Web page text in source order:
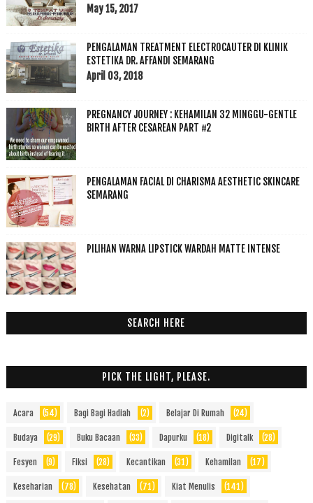
May 15, 2017
PENGALAMAN TREATMENT ELECTROCAUTER DI KLINIK
ESTETIKA DR. AFFANDI SEMARANG
April 03, 2018
PREGNANCY JOURNEY : KEHAMILAN 32 MINGGU-GENTLE
BIRTH AFTER CESAREAN PART #2
PENGALAMAN FACIAL DI CHARISMA AESTHETIC SKINCARE
SEMARANG
PILIHAN WARNA LIPSTICK WARDAH MATTE INTENSE
SEARCH HERE
PICK THE LIGHT, PLEASE.
Acara (54) Bagi Bagi Hadiah (2) Belajar Di Rumah (24)
Budaya (29) Buku Bacaan (33) Dapurku (18) Digitalk (28)
Fesyen (9) Fiksi (28) Kecantikan (31) Kehamilan (17)
Keseharian (78) Kesehatan (71) Kiat Menulis (141)